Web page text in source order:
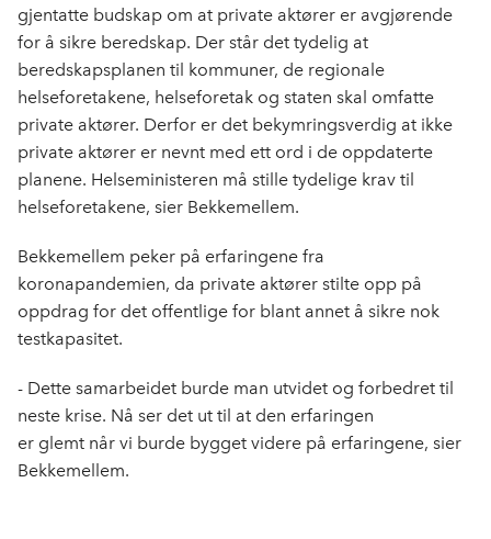
gjentatte budskap om at private aktører er avgjørende
for å sikre beredskap. Der står det tydelig at
beredskapsplanen til kommuner, de regionale
helseforetakene, helseforetak og staten skal omfatte
private aktører. Derfor er det bekymringsverdig at ikke
private aktører er nevnt med ett ord i de oppdaterte
planene. Helseministeren må stille tydelige krav til
helseforetakene, sier Bekkemellem.
Bekkemellem peker på erfaringene fra
koronapandemien, da private aktører stilte opp på
oppdrag for det offentlige for blant annet å sikre nok
testkapasitet.
- Dette samarbeidet burde man utvidet og forbedret til
neste krise. Nå ser det ut til at den erfaringen
er glemt når vi burde bygget videre på erfaringene, sier
Bekkemellem.